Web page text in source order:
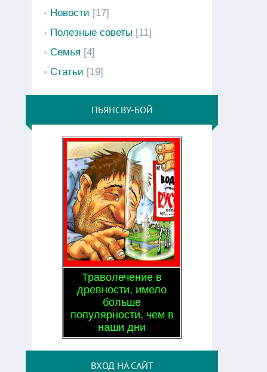
Новости [17]
Полезные советы [11]
Семья [4]
Статьи [19]
ПЬЯНСВУ-БОЙ
Траволечение в
древности, имело
больше
популярности, чем в
наши дни
ВХОД НА САЙТ